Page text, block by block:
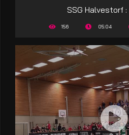
SSG Halvestorf :
156 05:04